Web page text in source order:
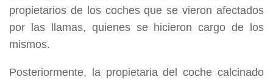
propietarios de los coches que se vieron afectados
por las llamas, quienes se hicieron cargo de los
mismos.
Posteriormente, la propietaria del coche calcinado